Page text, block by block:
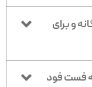
و برای
فست فود